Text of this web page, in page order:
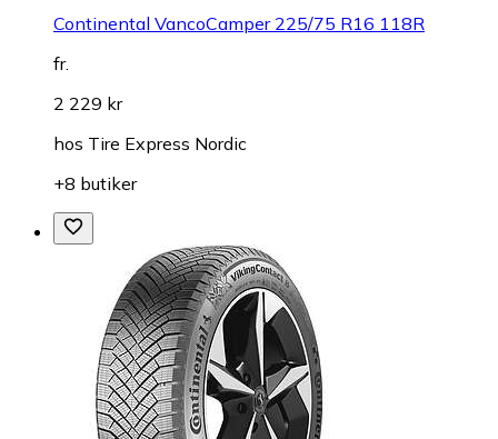
Continental VancoCamper 225/75 R16 118R
fr.
2 229 kr
hos Tire Express Nordic
+8 butiker